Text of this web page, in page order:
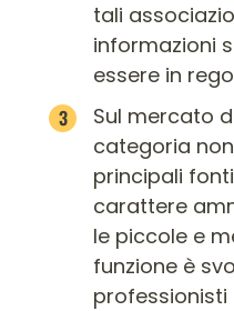
tali
informazioni
essere in
Sul mercato
categoria
principali
carattere
le piccole e
funzione è
professionisti